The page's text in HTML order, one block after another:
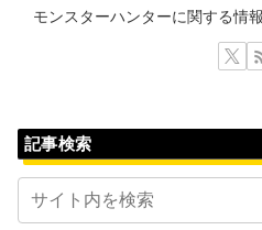
モンスターハンターに関する情
記事検索